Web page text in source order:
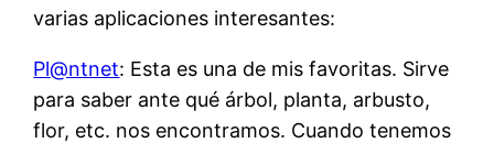
varias aplicaciones interesantes:
Pl@ntnet: Esta es una de mis favoritas. Sirve
para saber ante qué árbol, planta, arbusto,
flor, etc. nos encontramos. Cuando tenemos